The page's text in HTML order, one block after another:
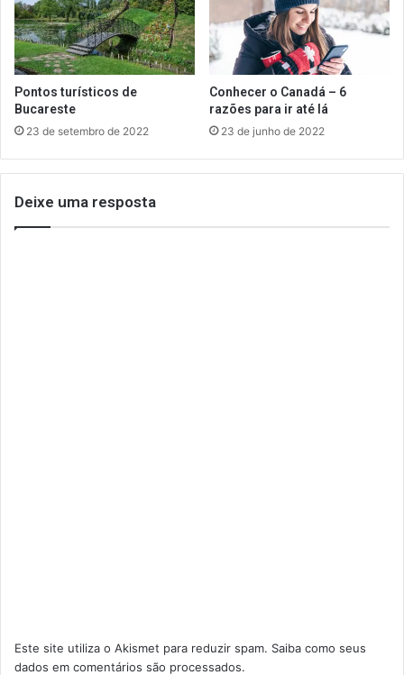
Pontos turísticos de
Bucareste
23 de setembro de 2022
Conhecer o Canadá – 6
razões para ir até lá
23 de junho de 2022
Deixe uma resposta
Este site utiliza o Akismet para reduzir spam. Saiba como seus
dados em comentários são processados.